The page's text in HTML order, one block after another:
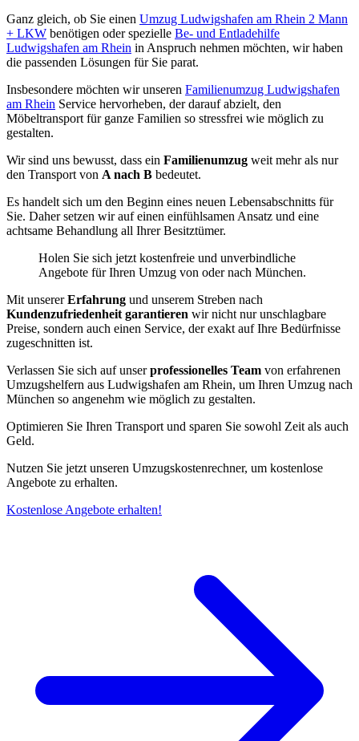
Ganz gleich, ob Sie einen Umzug Ludwigshafen am Rhein 2 Mann
+ LKW benötigen oder spezielle Be- und Entladehilfe
Ludwigshafen am Rhein in Anspruch nehmen möchten, wir haben
die passenden Lösungen für Sie parat.
Insbesondere möchten wir unseren Familienumzug Ludwigshafen
am Rhein Service hervorheben, der darauf abzielt, den
Möbeltransport für ganze Familien so stressfrei wie möglich zu
gestalten.
Wir sind uns bewusst, dass ein Familienumzug weit mehr als nur
den Transport von A nach B bedeutet.
Es handelt sich um den Beginn eines neuen Lebensabschnitts für
Sie. Daher setzen wir auf einen einfühlsamen Ansatz und eine
achtsame Behandlung all Ihrer Besitztümer.
Holen Sie sich jetzt kostenfreie und unverbindliche
Angebote für Ihren Umzug von oder nach München.
Mit unsererErfahrung und unserem Streben nach
Kundenzufriedenheit garantieren wir nicht nur unschlagbare
Preise, sondern auch einen Service, der exakt auf Ihre Bedürfnisse
zugeschnitten ist.
Verlassen Sie sich auf unserprofessionelles Team von erfahrenen
Umzugshelfern aus Ludwigshafen am Rhein, um Ihren Umzug nach
München so angenehm wie möglich zu gestalten.
Optimieren Sie Ihren Transport und sparen Sie sowohl Zeit als auch
Geld.
Nutzen Sie jetzt unseren Umzugskostenrechner, um kostenlose
Angebote zu erhalten.
Kostenlose Angebote erhalten!